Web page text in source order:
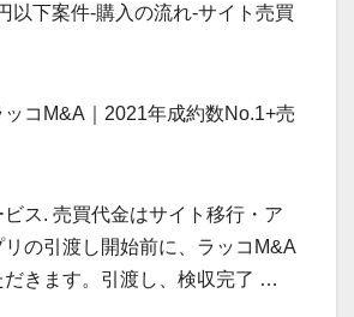
以下案件-購入の流れ-サイト売買
コM&A｜2021年成約数No.1+売
ス. 売買代金はサイト移行・ア
の引渡し開始前に、ラッコM&A
だきます。引渡し、検収完了 …